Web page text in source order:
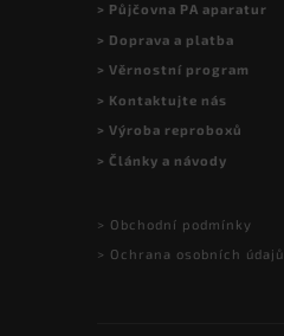
> Půjčovna PA aparatur
> Doprava a platba
> Věrnostní program
> Kontaktujte nás
> Výroba reproboxů
> Články a návody
> Obchodní podmínky
> Ochrana osobních údajů